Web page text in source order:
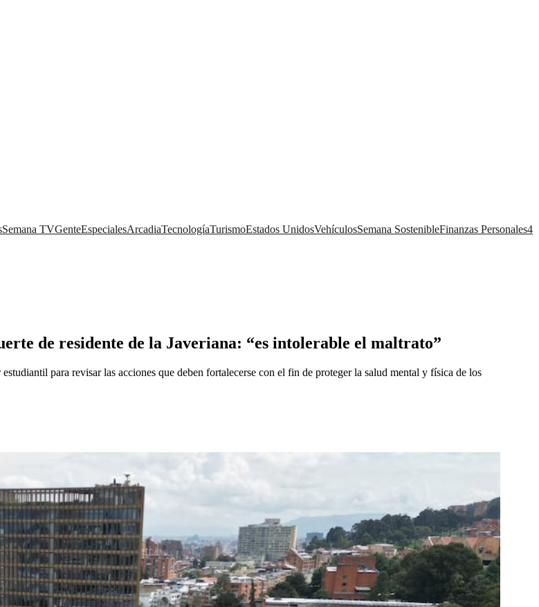
Semana TVGenteEspecialesArcadiaTecnologíaTurismoEstados UnidosVehículosSemana SostenibleFinanzas Personales4
de residente de la Javeriana: “es intolerable el maltrato”
para revisar las acciones que deben fortalecerse con el fin de proteger la salud mental y física de los